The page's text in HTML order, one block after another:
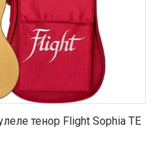
тенор Flight Sophia TE